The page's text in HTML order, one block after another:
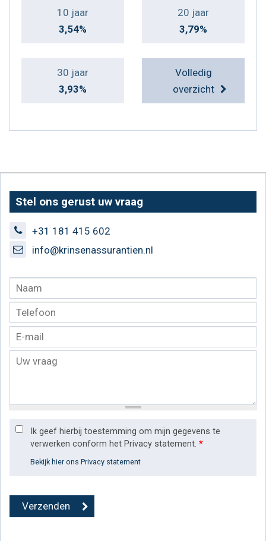
10 jaar
3,54%
20 jaar
3,79%
30 jaar
3,93%
Volledig
overzicht
Stel ons gerust uw vraag
+31 181 415 602
info@krinsenassurantien.nl
Ik geef hierbij toestemming om mijn gegevens te
verwerken conform het Privacy statement. *
Bekijk hier ons Privacy statement